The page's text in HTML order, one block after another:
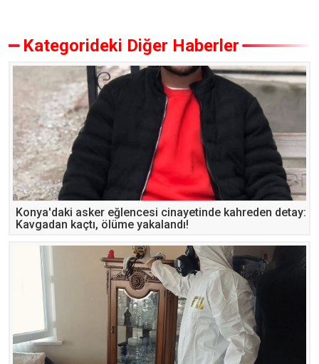
Kategorideki Diğer Haberler
Konya'daki asker eğlencesi cinayetinde kahreden detay:
Kavgadan kaçtı, ölüme yakalandı!